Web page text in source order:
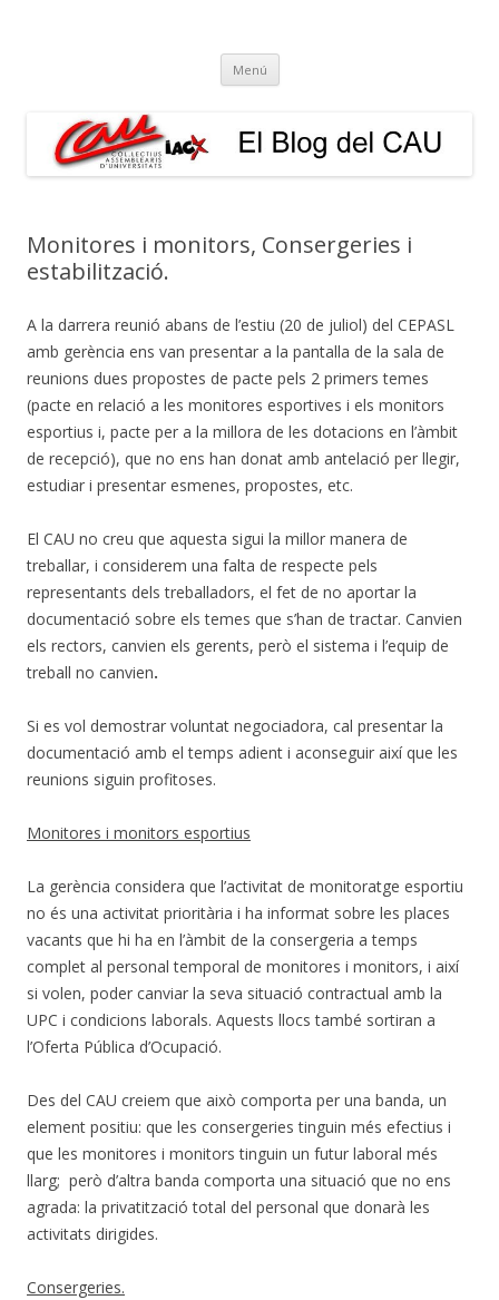
Menú Vés
contingut
Monitores i monitors, Consergeries i
estabilització.
A la darrera reunió abans de l’estiu (20 de juliol) del CEPASL
amb gerència ens van presentar a la pantalla de la sala de
reunions dues propostes de pacte pels 2 primers temes
(pacte en relació a les monitores esportives i els monitors
esportius i, pacte per a la millora de les dotacions en l’àmbit
de recepció), que no ens han donat amb antelació per llegir,
estudiar i presentar esmenes, propostes, etc.
El CAU no creu que aquesta sigui la millor manera de
treballar, i considerem una falta de respecte pels
representants dels treballadors, el fet de no aportar la
documentació sobre els temes que s’han de tractar. Canvien
els rectors, canvien els gerents, però el sistema i l’equip de
treball no canvien.
Si es vol demostrar voluntat negociadora, cal presentar la
documentació amb el temps adient i aconseguir així que les
reunions siguin profitoses.
Monitores i monitors esportius
La gerència considera que l’activitat de monitoratge esportiu
no és una activitat prioritària i ha informat sobre les places
vacants que hi ha en l’àmbit de la consergeria a temps
complet al personal temporal de monitores i monitors, i així
si volen, poder canviar la seva situació contractual amb la
UPC i condicions laborals. Aquests llocs també sortiran a
l’Oferta Pública d’Ocupació.
Des del CAU creiem que això comporta per una banda, un
element positiu: que les consergeries tinguin més efectius i
que les monitores i monitors tinguin un futur laboral més
llarg; però d’altra banda comporta una situació que no ens
agrada: la privatització total del personal que donarà les
activitats dirigides.
Consergeries.